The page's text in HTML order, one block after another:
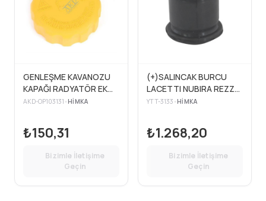
GENLEŞME KAVANOZU
KAPAĞI RADYATÖR EK
SU DEPO LACETTI
AKD-OP103131 • HIMKA
₺150,31
Bizimle İletişime
Geçin
(+)SALINCAK BURCU
LACETTI NUBIRA REZZO
(OS) (10 Adet )
YTT-3133 • HIMKA
₺1.268,20
Bizimle İletişime
Geçin